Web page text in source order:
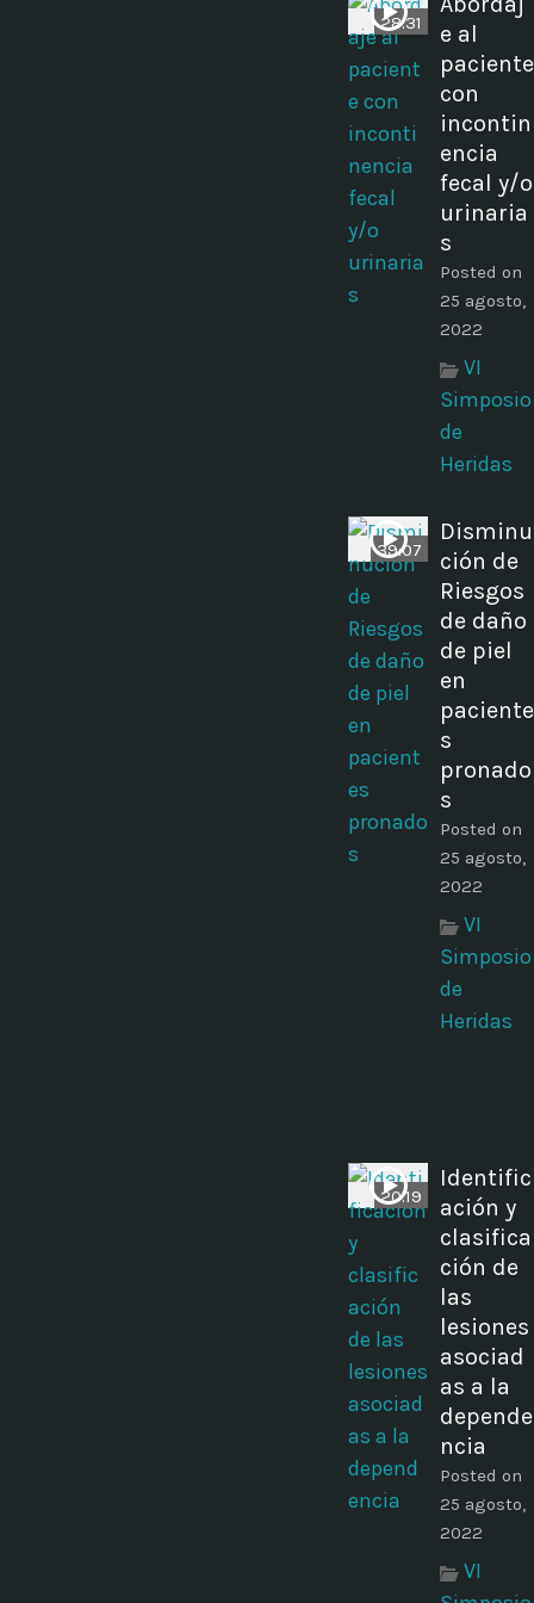
28:31
e al
paciente
con
incontin
encia
fecal y/o
urinaria
s
Posted on
25 agosto,
2022
VI
Simposio
de
Heridas
39:07
Disminu
ción de
Riesgos
de daño
de piel
en
paciente
s
pronado
s
Posted on
25 agosto,
2022
VI
Simposio
de
Heridas
20:19
Identific
ación y
clasifica
ción de
las
lesiones
asociad
as a la
depende
ncia
Posted on
25 agosto,
2022
VI